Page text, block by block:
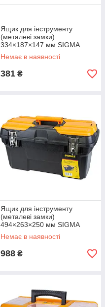
Ящик для інструменту
(металеві замки)
334×187×147 мм SIGMA
(7403651)
Немає в наявності
381 ₴
Ящик для інструменту
(металеві замки)
494×263×250 мм SIGMA
(7403671)
Немає в наявності
988 ₴